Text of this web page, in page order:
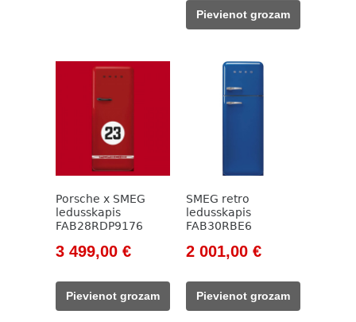
was:
911,00 €.
799,00 €.
Pievienot grozam
Porsche x SMEG
ledusskapis
FAB28RDP9176
Original
was:
4
3 499,00 €Current
Pievienot grozam
SMEG retro
ledusskapis
FAB30RBE6
Original
was:
2
2 001,00 €Current
Pievienot grozam